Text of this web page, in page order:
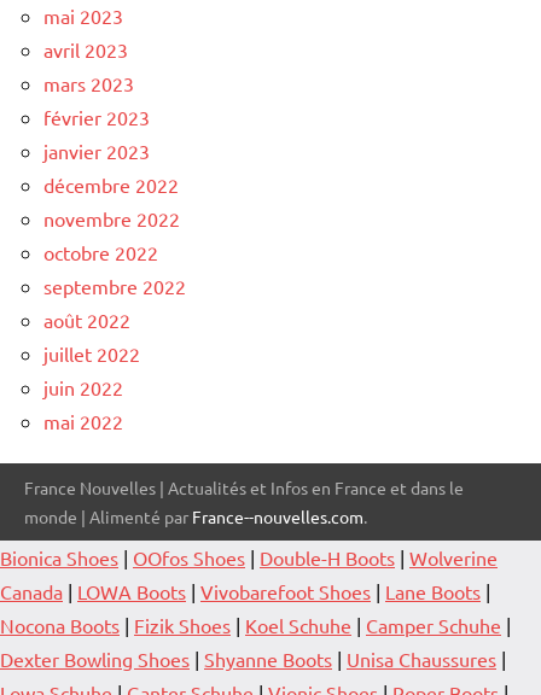
mai 2023
avril 2023
mars 2023
février 2023
janvier 2023
décembre 2022
novembre 2022
octobre 2022
septembre 2022
août 2022
juillet 2022
juin 2022
mai 2022
France Nouvelles | Actualités et Infos en France et dans le
monde | Alimenté par France--nouvelles.com.
Bionica Shoes | OOfos Shoes | Double-H Boots | Wolverine
Canada | LOWA Boots | Vivobarefoot Shoes | Lane Boots |
Nocona Boots | Fizik Shoes | Koel Schuhe | Camper Schuhe |
Dexter Bowling Shoes | Shyanne Boots | Unisa Chaussures |